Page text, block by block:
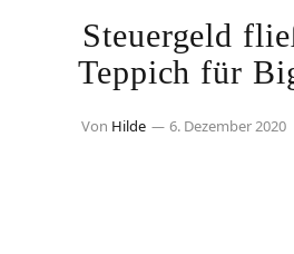
Steuergeld
Teppich für
Von Hilde 6. Dezember 2020